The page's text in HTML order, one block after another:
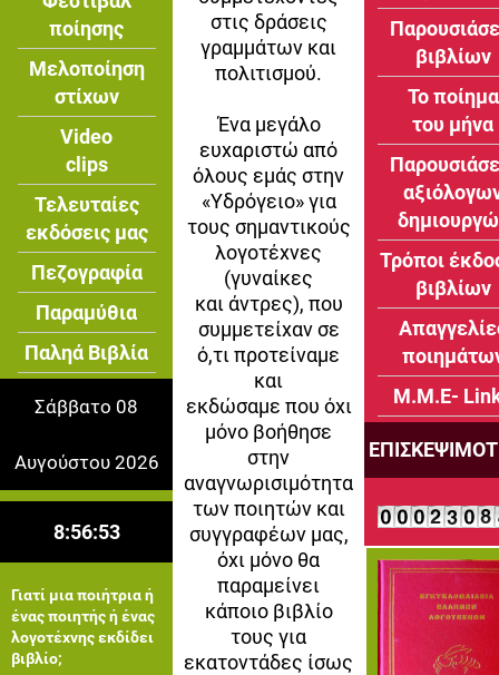
ποίησης
Μελοποίηση
στίχων
Video
clips
Τελευταίες
εκδόσεις μας
Πεζογραφία
Παραμύθια
Παληά Βιβλία
Σάββατο 08
Αυγούστου 2026
8:56:54
Γιατί μια ποιήτρια ή
ένας ποιητής ή ένας
λογοτέχνης εκδίδει
βιβλίο;
στις δράσεις
γραμμάτων και
πολιτισμού.
Ένα μεγάλο
ευχαριστώ από
όλους εμάς στην
«Υδρόγειο» για
τους σημαντικούς
λογοτέχνες
(γυναίκες
και άντρες), που
συμμετείχαν σε
ό,τι προτείναμε
και
εκδώσαμε που όχι
μόνο βοήθησε
στην
αναγνωρισιμότητα
των ποιητών και
συγγραφέων μας,
όχι μόνο θα
παραμείνει
κάποιο βιβλίο
τους για
εκατοντάδες ίσως
βιβλίων
Το ποίημα
του μήνα
Τρόποι
βιβλίων
Μ.Μ.Ε-